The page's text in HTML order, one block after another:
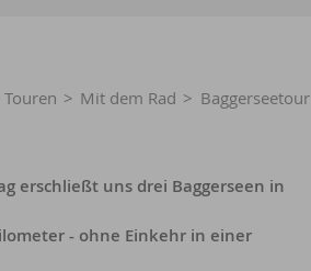
Touren > Mit dem Rad > Baggerseetour
erschließt uns drei Baggerseen in
- ohne Einkehr in einer